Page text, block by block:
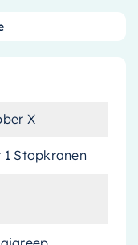
functionaliteit
merk, is een
X
1 Stopkranen